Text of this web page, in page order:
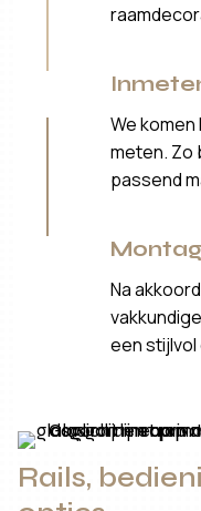
We komen
meten. Zo
passend
Na
een
Rails,